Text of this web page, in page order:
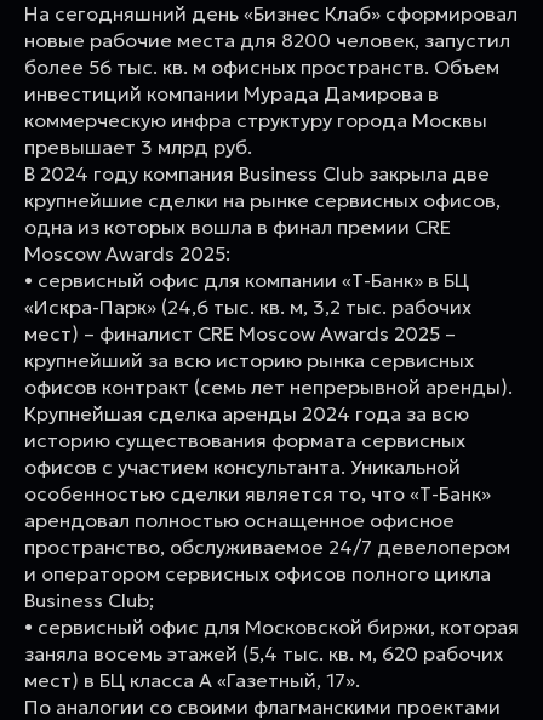
На сегодняшний день «Бизнес Клаб» сформировал
новые рабочие места для 8200 человек, запустил
более 56 тыс. кв. м офисных пространств. Объем
инвестиций компании Мурада Дамирова в
коммерческую инфра структуру города Москвы
превышает 3 млрд руб.
В 2024 году компания Business Club закрыла две
крупнейшие сделки на рынке сервисных офисов,
одна из которых вошла в финал премии CRE
Moscow Awards 2025:
• сервисный офис для компании «Т-Банк» в БЦ
«Искра-Парк» (24,6 тыс. кв. м, 3,2 тыс. рабочих
мест) – финалист CRE Moscow Awards 2025 –
крупнейший за всю историю рынка сервисных
офисов контракт (семь лет непрерывной аренды).
Крупнейшая сделка аренды 2024 года за всю
историю существования формата сервисных
офисов с участием консультанта. Уникальной
особенностью сделки является то, что «Т-Банк»
арендовал полностью оснащенное офисное
пространство, обслуживаемое 24/7 девелопером
и оператором сервисных офисов полного цикла
Business Club;
• сервисный офис для Московской биржи, которая
заняла восемь этажей (5,4 тыс. кв. м, 620 рабочих
мест) в БЦ класса А «Газетный, 17».
По аналогии со своими флагманскими проектами